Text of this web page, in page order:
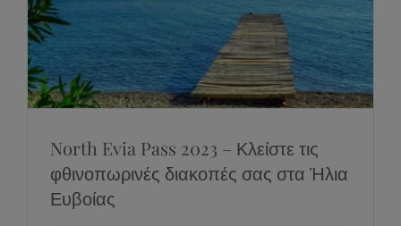
North Evia Pass 2023 – Κλείστε τις
φθινοπωρινές διακοπές σας στα Ήλια
Ευβοίας
News Social
North Evia Pass 2023 – Κλείστε τις
φθινοπωρινές διακοπές σας στα Ήλια
Ευβοίας